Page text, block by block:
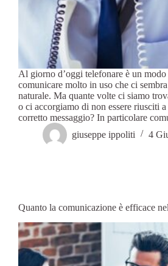
Al giorno d’oggi telefonare è un modo
comunicare molto in uso che ci
naturale. Ma quante volte ci siamo
o ci accorgiamo di non essere riusciti
corretto messaggio? In particolare
giuseppe ippoliti
4
Quanto la comunicazione è efficace